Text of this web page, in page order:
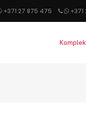
+371 27 875 475